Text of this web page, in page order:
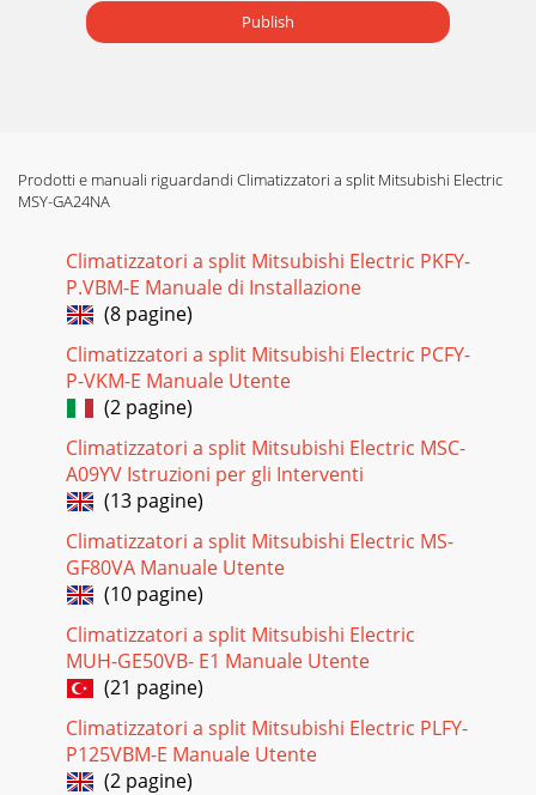
Publish
Prodotti e manuali riguardandi Climatizzatori a split Mitsubishi Electric
MSY-GA24NA
Climatizzatori a split Mitsubishi Electric PKFY-
P.VBM-E Manuale di Installazione
(8 pagine)
Climatizzatori a split Mitsubishi Electric PCFY-
P-VKM-E Manuale Utente
(2 pagine)
Climatizzatori a split Mitsubishi Electric MSC-
A09YV Istruzioni per gli Interventi
(13 pagine)
Climatizzatori a split Mitsubishi Electric MS-
GF80VA Manuale Utente
(10 pagine)
Climatizzatori a split Mitsubishi Electric
MUH-GE50VB- E1 Manuale Utente
(21 pagine)
Climatizzatori a split Mitsubishi Electric PLFY-
P125VBM-E Manuale Utente
(2 pagine)